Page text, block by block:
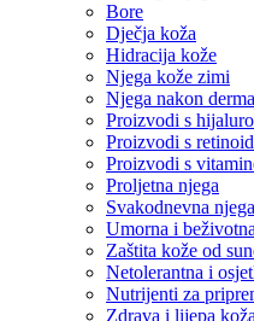
Bore
Dječja koža
Hidracija kože
Njega kože zimi
Njega nakon
Proizvodi s
Proizvodi s
Proizvodi s
Proljetna njega
Svakodnevna
Umorna i
Zaštita kože od
Netolerantna i
Nutrijenti za
Zdrava i lijepa